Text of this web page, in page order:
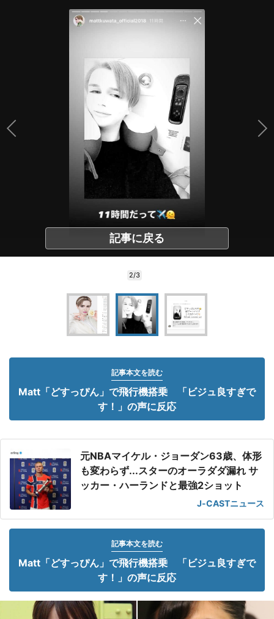
記事に戻る
2/3
記事本文を読む
Matt「どすっぴん」で飛行機搭乗 「ビジュ良すぎで
す！」の声に反応
元NBAマイケル・ジョーダン63歳、体形
も変わらず...スターのオーラダダ漏れ サ
ッカー・ハーランドと最強2ショット
J-CASTニュース
記事本文を読む
Matt「どすっぴん」で飛行機搭乗 「ビジュ良すぎで
す！」の声に反応